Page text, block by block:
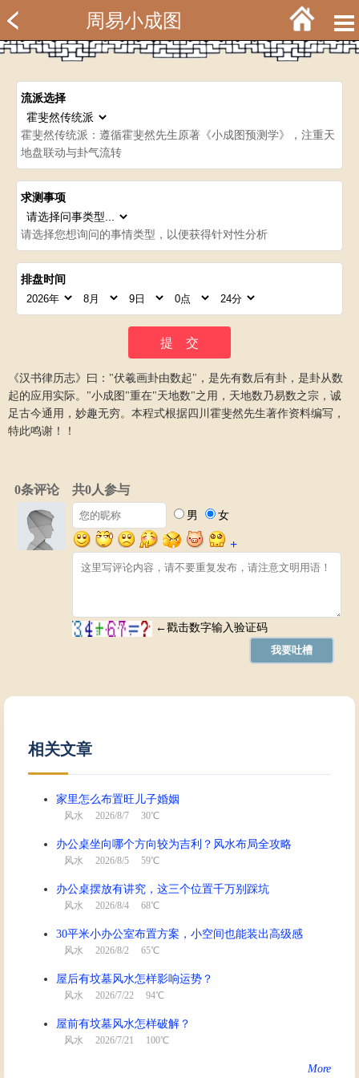
周易小成图
流派选择
霍斐然传统派：遵循霍斐然先生原著《小成图预测学》，注重天
地盘联动与卦气流转
求测事项
请选择您想询问的事情类型，以便获得针对性分析
排盘时间
《汉书律历志》曰："伏羲画卦由数起"，是先有数后有卦，是卦从数
起的应用实际。"小成图"重在"天地数"之用，天地数乃易数之宗，诚
足古今通用，妙趣无穷。本程式根据四川霍斐然先生著作资料编写，
特此鸣谢！！
相关文章
家里怎么布置旺儿子婚姻
风水 2026/8/7 30℃
办公桌坐向哪个方向较为吉利？风水布局全攻略
风水 2026/8/5 59℃
办公桌摆放有讲究，这三个位置千万别踩坑
风水 2026/8/4 68℃
30平米小办公室布置方案，小空间也能装出高级感
风水 2026/8/2 65℃
屋后有坟墓风水怎样影响运势？
风水 2026/7/22 94℃
屋前有坟墓风水怎样破解？
风水 2026/7/21 100℃
More